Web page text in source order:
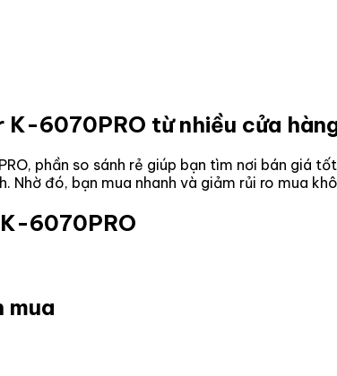
K-6070PRO từ nhiều cửa
, phần so sánh rẻ giúp bạn tìm nơi bán giá
đó, bạn mua nhanh và giảm rủi ro mua
6070PRO
mua